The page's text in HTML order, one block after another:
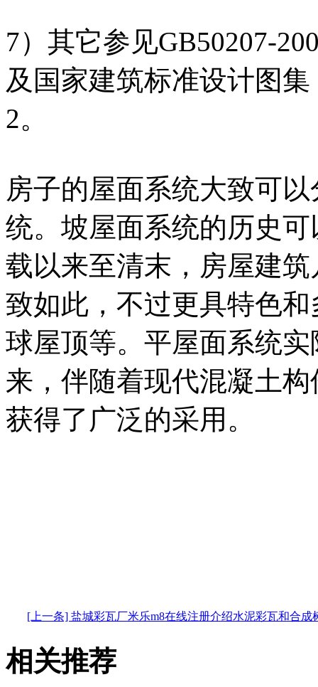
7）其它参见GB50207-
及国家建筑标准设计图
2。
房子的屋面系统大致可
统。坡屋面系统的历史
载以来至清末，房屋建
致如此，不过更具特色
球屋顶等。平屋面系统
来，伴随着现代混凝土
获得了广泛的采用。
[上一条] 盐城彩瓦厂米乐m8在线注册介绍水泥彩瓦和合成
相关推荐